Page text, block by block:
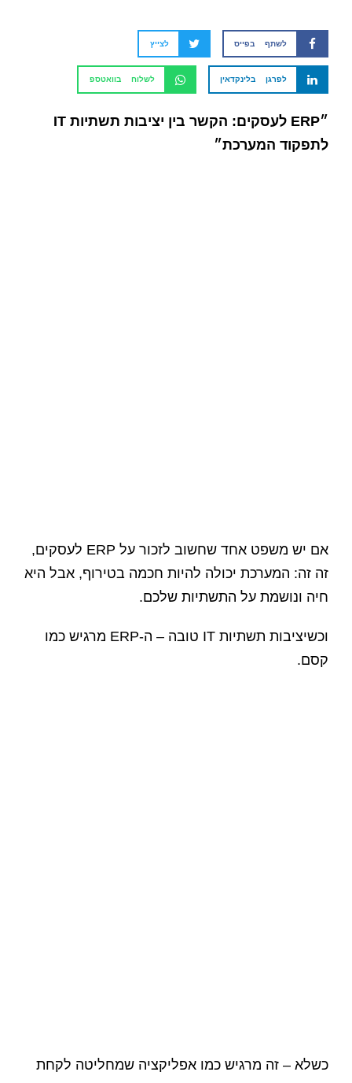
לשתף בפייס לצייץ
לפרגן בלינקדאין לשלוח בוואטספ
״ERP לעסקים: הקשר בין יציבות תשתיות IT
לתפקוד המערכת״
אם יש משפט אחד שחשוב לזכור על ERP לעסקים,
זה זה: המערכת יכולה להיות חכמה בטירוף, אבל היא
חיה ונושמת על התשתיות שלכם.
וכשיציבות תשתיות IT טובה – ה-ERP מרגיש כמו
קסם.
כשלא – זה מרגיש כמו אפליקציה שמחליטה לקחת